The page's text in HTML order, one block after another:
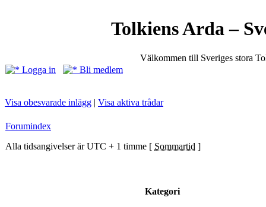
Tolkiens Arda –
Välkommen till Sveriges stora
Logga in
Bli medlem
Visa obesvarade inlägg | Visa aktiva trådar
Forumindex
Alla tidsangivelser är UTC + 1 timme [ Sommartid ]
Kategori